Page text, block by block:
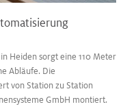
Heiden sorgt eine 110 Meter
Abläufe. Die
von Station zu Station
GmbH montiert.